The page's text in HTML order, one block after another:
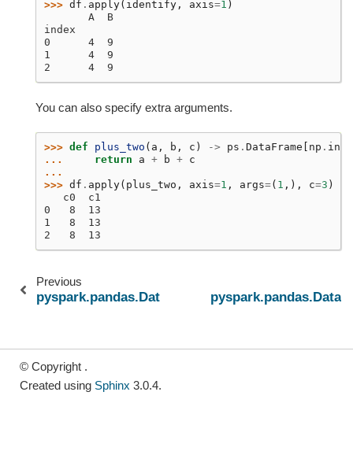
>>> df . apply( identify , axis=1 )
       A  B
index
0      4  9
1      4  9
2      4  9
You can also specify extra arguments.
>>> def plus_two ( a , b , c ) -> ps . DataFrame np .
...
return a + b + c
...
>>> df . apply( plus_two , axis=1 , args=( 1 ,), c=3 )
   c0  c1
0   8  13
1   8  13
2   8  13
Previous
pyspark.pandas.DataFrame.combine_first
© Copyright .
Created using Sphinx 3.0.4.